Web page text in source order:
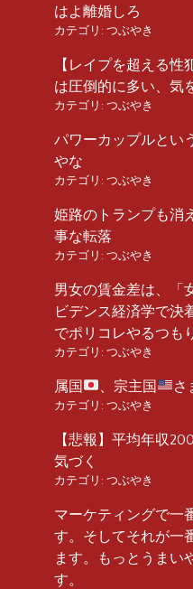
はよ離婚しろ
カテゴリ: つぶやき
【レイプを超える
は圧倒的に多い、気
カテゴリ: つぶやき
パワーカップルとい
やな
カテゴリ: つぶやき
姫路のトランプも消
事な転落
カテゴリ: つぶやき
男女の賃金差は、「
ビデンス経済学で決
でポリコレやるつも
カテゴリ: つぶやき
属国 、宗主国 さ
カテゴリ: つぶやき
【悲報】平均年収
気づく
カテゴリ: つぶやき
マーケティングで一
す。そしてそれが一
ます。もっとうまい
す。